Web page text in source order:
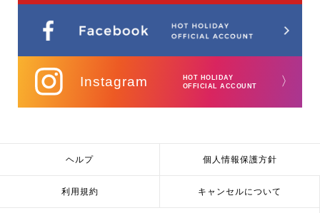
Instagram
HOT HOLIDAY
OFFICIAL ACCOUNT
〉
ヘルプ 個人情報保護方針
利用規約 キャンセルについて